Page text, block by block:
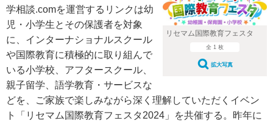
リセマム国際教育フェスタ
全 1 枚
拡大写真
学相談.comを運営するリンクは幼
児・小学生とその保護者を対象
に、インターナショナルスクール
や国際教育に積極的に取り組んで
いる小学校、アフタースクール、
親子留学、語学教育・サービスな
どを、ご家族で楽しみながら深く理解していただくイベン
ト「リセマム国際教育フェスタ2024」を共催する。昨年に